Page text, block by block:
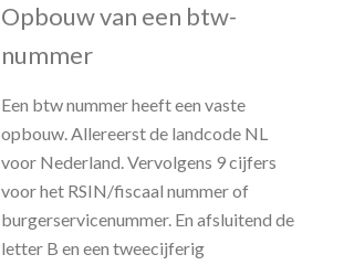
Opbouw van een btw-
nummer
Een btw nummer heeft een vaste
opbouw. Allereerst de landcode NL
voor Nederland. Vervolgens 9 cijfers
voor het RSIN/fiscaal nummer of
burgerservicenummer. En afsluitend de
letter B en een tweecijferig